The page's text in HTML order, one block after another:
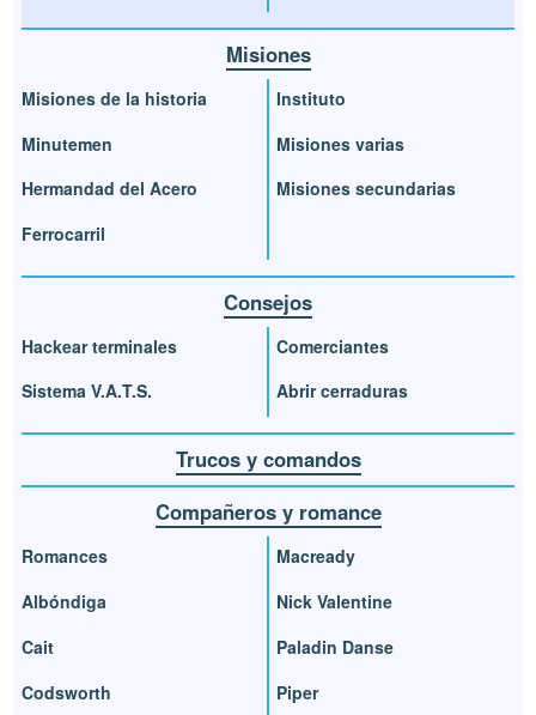
Misiones
Misiones de la historia
Minutemen
Hermandad del Acero
Ferrocarril
Instituto
Misiones varias
Misiones secundarias
Consejos
Hackear terminales
Sistema V.A.T.S.
Comerciantes
Abrir cerraduras
Trucos y comandos
Compañeros y romance
Romances
Albóndiga
Cait
Codsworth
Macready
Nick Valentine
Paladin Danse
Piper